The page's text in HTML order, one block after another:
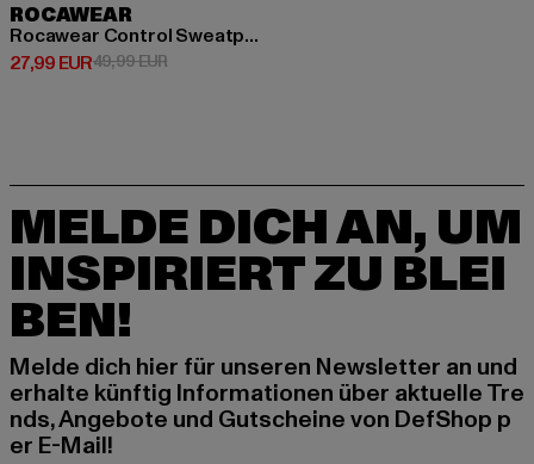
ROCAWEAR
Rocawear Control Sweatpant
27,99 EUR
Derzeitiger Preis: 27,99 EUR
49,99 EURAktionspreis: 49,99 EUR
MELDE DICH AN, UM
INSPIRIERT ZU BLEI
BEN!
Melde dich hier für unseren Newsletter an und
erhalte künftig Informationen über aktuelle Tre
nds, Angebote und Gutscheine von DefShop p
er E-Mail!